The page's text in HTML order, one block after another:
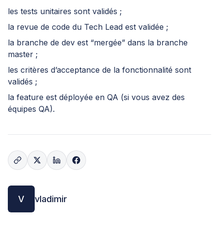
les tests unitaires sont validés ;
la revue de code du Tech Lead est validée ;
la branche de dev est “mergée” dans la branche
master ;
les critères d’acceptance de la fonctionnalité sont
validés ;
la feature est déployée en QA (si vous avez des
équipes QA).
V vladimir